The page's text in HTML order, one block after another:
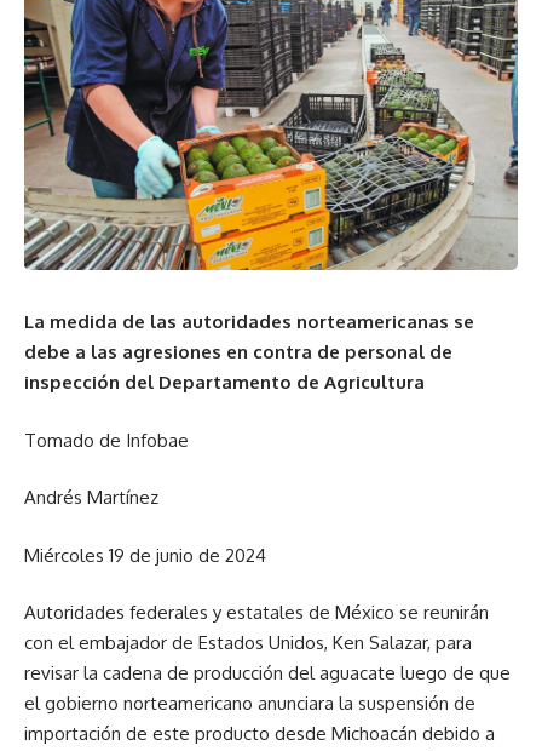
La medida de las autoridades norteamericanas se
debe a las agresiones en contra de personal de
inspección del Departamento de Agricultura
Tomado de Infobae
Andrés Martínez
Miércoles 19 de junio de 2024
Autoridades federales y estatales de México se reunirán
con el embajador de Estados Unidos, Ken Salazar, para
revisar la cadena de producción del aguacate luego de que
el gobierno norteamericano anunciara la suspensión de
importación de este producto desde Michoacán debido a